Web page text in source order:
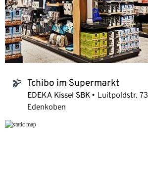
tchibo_logo Tchibo im Supermarkt
EDEKA Kissel SBK Luitpoldstr. 73
Edenkoben